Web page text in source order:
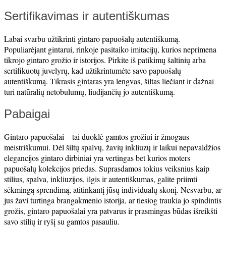
Sertifikavimas ir autentiškumas
Labai svarbu užtikrinti gintaro papuošalų autentiškumą.
Populiarėjant gintarui, rinkoje pasitaiko imitacijų, kurios neprimena
tikrojo gintaro grožio ir istorijos. Pirkite iš patikimų šaltinių arba
sertifikuotų juvelyrų, kad užtikrintumėte savo papuošalų
autentiškumą. Tikrasis gintaras yra lengvas, šiltas liečiant ir dažnai
turi natūralių netobulumų, liudijančių jo autentiškumą.
Pabaigai
Gintaro papuošalai – tai duoklė gamtos grožiui ir žmogaus
meistriškumui. Dėl šiltų spalvų, žavių inkliuzų ir laikui nepavaldžios
elegancijos gintaro dirbiniai yra vertingas bet kurios moters
papuošalų kolekcijos priedas. Suprasdamos tokius veiksnius kaip
stilius, spalva, inkliuzijos, ilgis ir autentiškumas, galite priimti
sėkmingą sprendimą, atitinkantį jūsų individualų skonį. Nesvarbu, ar
jus žavi turtinga brangakmenio istorija, ar tiesiog traukia jo spindintis
grožis, gintaro papuošalai yra patvarus ir prasmingas būdas išreikšti
savo stilių ir ryšį su gamtos pasauliu.